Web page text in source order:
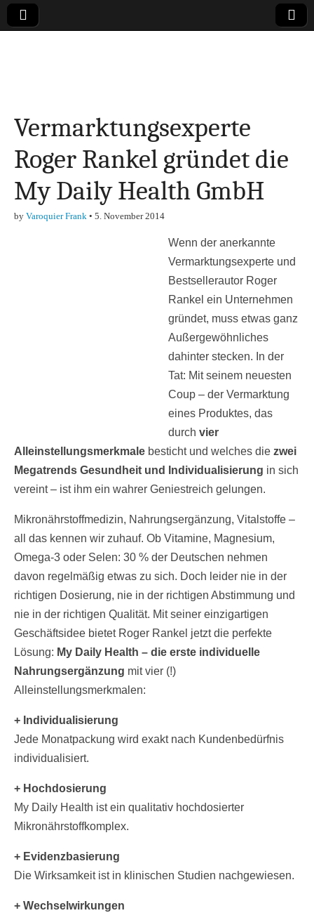
Finanzen,
Marketing-, Vertrieb-
& Investment-Tipps
Vermarktungsexperte
Roger Rankel gründet die
My Daily Health GmbH
by Varoquier Frank • 5. November 2014
Wenn der anerkannte
Vermarktungsexperte und
Bestsellerautor Roger
Rankel ein Unternehmen
gründet, muss etwas ganz
Außergewöhnliches
dahinter stecken. In der
Tat: Mit seinem neuesten
Coup – der Vermarktung
eines Produktes, das
durch vier
Alleinstellungsmerkmale besticht und welches die zwei
Megatrends Gesundheit und Individualisierung in sich
vereint – ist ihm ein wahrer Geniestreich gelungen.
Mikronährstoffmedizin, Nahrungsergänzung, Vitalstoffe –
all das kennen wir zuhauf. Ob Vitamine, Magnesium,
Omega-3 oder Selen: 30 % der Deutschen nehmen
davon regelmäßig etwas zu sich. Doch leider nie in der
richtigen Dosierung, nie in der richtigen Abstimmung und
nie in der richtigen Qualität. Mit seiner einzigartigen
Geschäftsidee bietet Roger Rankel jetzt die perfekte
Lösung: My Daily Health – die erste individuelle
Nahrungsergänzung mit vier (!)
Alleinstellungsmerkmalen:
+ Individualisierung
Jede Monatpackung wird exakt nach Kundenbedürfnis
individualisiert.
+ Hochdosierung
My Daily Health ist ein qualitativ hochdosierter
Mikronährstoffkomplex.
+ Evidenzbasierung
Die Wirksamkeit ist in klinischen Studien nachgewiesen.
+ Wechselwirkungen